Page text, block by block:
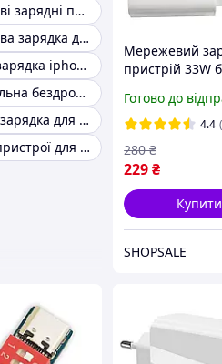
Бездротові зарядні пристрої для iphone
Бездротова зарядка для телефону
Швидка зарядка iphone
Автомобільна бездротова зарядка
Потужна зарядка для телефону
Зарядні пристрої для Apple Watch
Мережевий
пристрій 33W
Type-C швидке
заряджання
Готово до
4.4
229₴
280 ₴
Купити
SHOPSALE